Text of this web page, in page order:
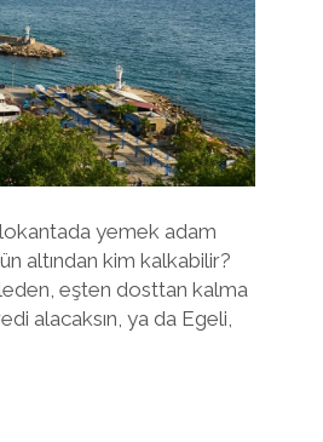
yemek adam
altından kim kalkabilir?
eşten dosttan kalma
alacaksın, ya da Egeli,